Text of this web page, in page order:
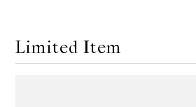
Limited Item